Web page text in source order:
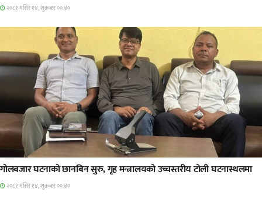
२०८१ मंसिर १४, शुक्रबार ००:४०
प्रमुख सामाचार
गोलबजार घटनाको छानबिन सुरु, गृह मन्त्रालयको उच्चस्तरीय टोली घटनास्थलमा
२०८१ मंसिर १४, शुक्रबार ००:४०